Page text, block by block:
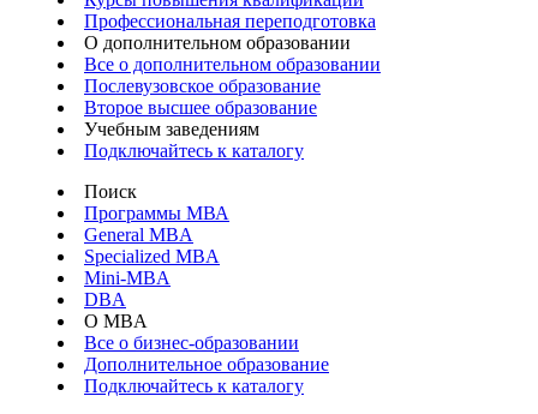
Профессиональная переподготовка
О дополнительном образовании
Все о дополнительном образовании
Послевузовское образование
Второе высшее образование
Учебным заведениям
Подключайтесь к каталогу
Поиск
Программы МВА
General MBA
Specialized MBA
Mini-MBA
DBA
О MBA
Все о бизнес-образовании
Дополнительное образование
Подключайтесь к каталогу